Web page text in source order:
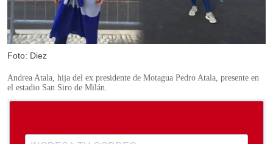
Foto: Diez
Andrea Atala, hija del ex presidente de Motagua Pedro Atala, presente en
el estadio San Siro de Milán.